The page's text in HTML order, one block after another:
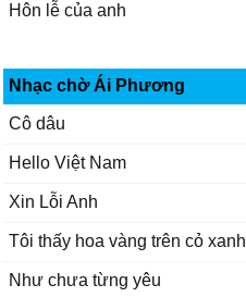
Hôn lễ của anh
Nhạc chờ Ái Phương
Cô dâu
Hello Việt Nam
Xin Lỗi Anh
Tôi thấy hoa vàng trên cỏ xanh
Như chưa từng yêu